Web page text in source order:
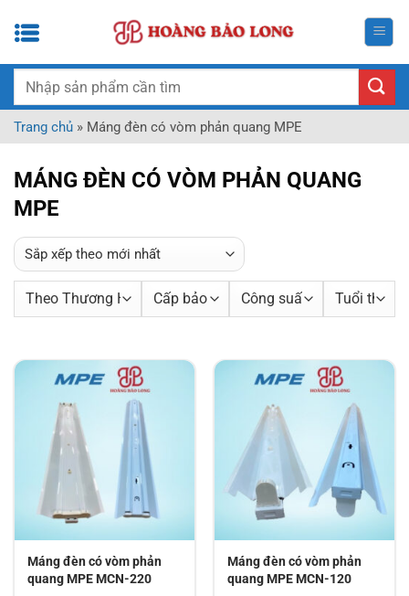
qua
dung
Tìm
Trang chủ » Máng đèn có vòm phản quang MPE
MÁNG ĐÈN CÓ VÒM PHẢN QUANG
MPE
Máng đèn có vòm phản
quang MPE MCN-220
Máng đèn có vòm phản
quang MPE MCN-120